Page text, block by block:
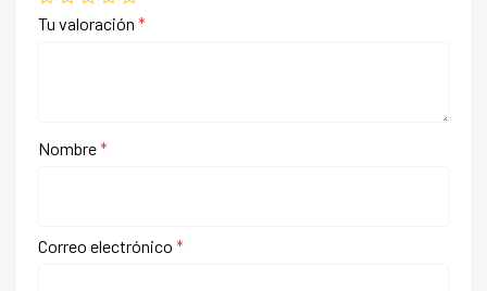
Tu valoración *
Nombre*
Correo electrónico *